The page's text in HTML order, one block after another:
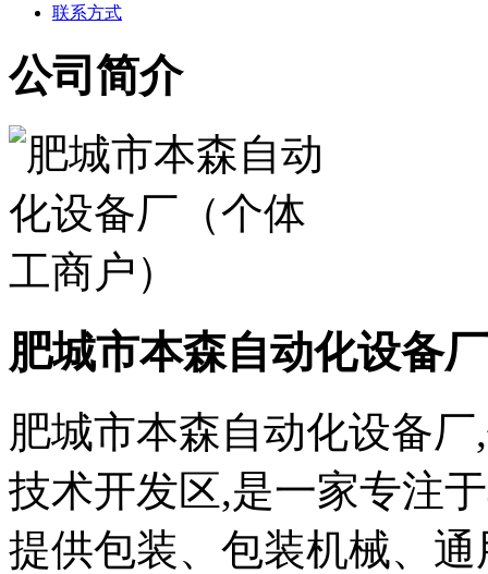
联系方式
公司简介
肥城市本森自动化设备
肥城市本森自动化设备厂
技术开发区,是一家专注
提供包装、包装机械、